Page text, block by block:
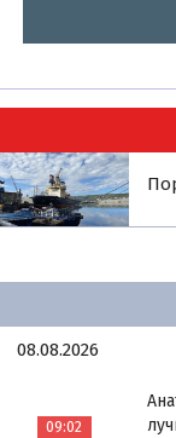
08.08.2026
09:02